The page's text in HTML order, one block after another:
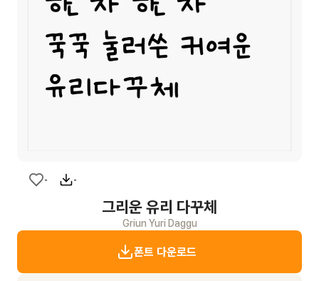
- -
그리운 유리 다꾸체
Griun Yuri Daggu
폰트 다운로드